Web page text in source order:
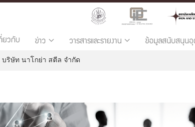
ยวกับ ข่าว วารสารและรายงาน ข้อมูลสนับสนุนอุ
บริษัท นาโกย่า สตีล จำกัด